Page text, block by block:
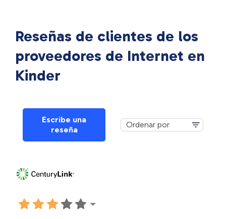
Reseñas de clientes de los
proveedores de Internet en
Kinder
Escribe una
reseña